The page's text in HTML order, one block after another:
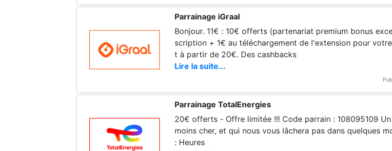
Parrainage iGraal
Bonjour. 11€ : 10€ offerts (partenariat premium bonus
scription + 1€ au téléchargement de l'extension pour
t à partir de 20€. Des cashbacks
Lire la suite...
Parrainage TotalEnergies
20€ offerts - Offre limitée !!! Code parrain : 108095109
moins cher, et qui nous vous lâchera pas dans quelques
: Heures